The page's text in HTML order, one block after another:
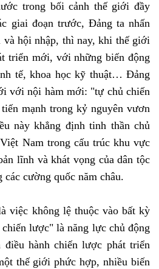
trong bối cảnh thế giới đầy
giai đoạn trước, Đảng ta nhấn
hội nhập, thì nay, khi thế giới
triển mới, với những biến động
tế, khoa học kỹ thuật… Đảng
với nội hàm mới: "tự chủ chiến
mạnh trong kỷ nguyên vươn
này khẳng định tinh thần chủ
Nam trong cấu trúc khu vực
lĩnh và khát vọng của dân tộc
cường quốc năm châu.
việc không lệ thuộc vào bất kỳ
lược" là năng lực chủ động
hành chiến lược phát triển
thế giới phức hợp, nhiều biến